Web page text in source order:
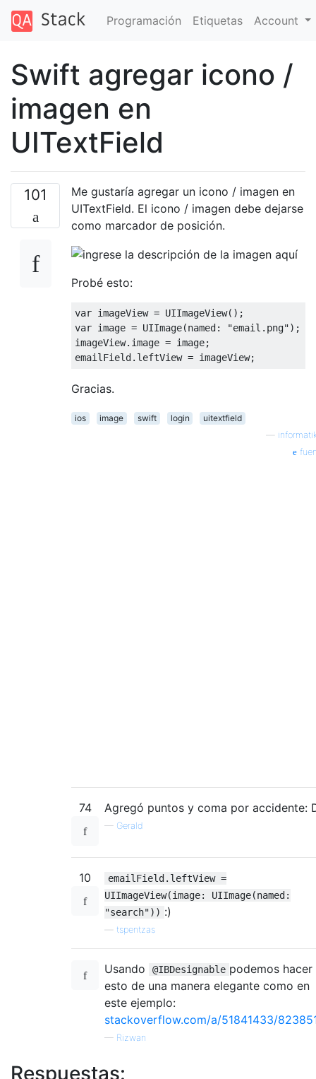
Programación Etiquetas Account
Swift agregar icono /
imagen en
UITextField
101
Me gustaría agregar un icono / imagen en
UITextField. El icono / imagen debe dejarse
como marcador de posición.
Probé esto:
var imageView = UIImageView();
var image = UIImage(named : "email.png");
imageView. image = image;
emailField . leftView = imageView;
Gracias.
ios image swift login
uitextfield
74 Agregó puntos y coma por accidente:
— Gerald
10
emailField.leftView =
UIImageView(image: UIImage(named:
"search")) :)
tspentzas
Usando @IBDesignable podemos hacer
esto de una manera elegante como en
este ejemplo:
stackoverflow.com/a/51841433/
— Rizwan
Respuestas: